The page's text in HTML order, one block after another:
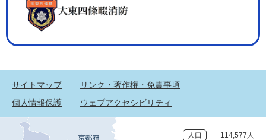
サイトマップ
リンク・著作権・免責事項
個人情報保護
ウェブアクセシビリティ
人口 114,577人